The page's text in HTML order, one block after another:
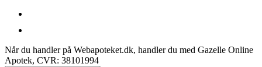
Når du handler på Webapoteket.dk, handler du med Gazelle Online
Apotek, CVR: 38101994